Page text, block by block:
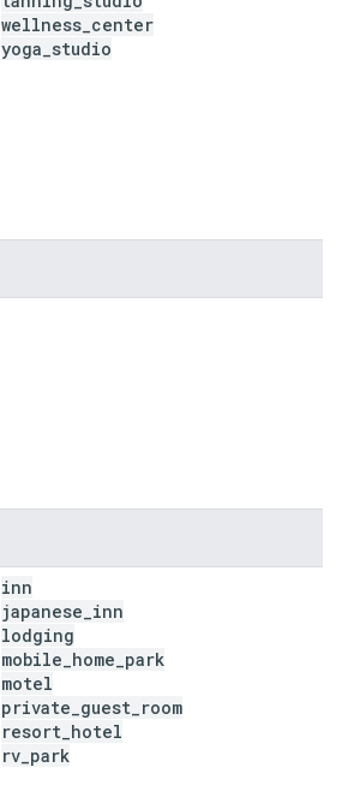
wellness center
yoga studio
inn
japanese inn
lodging
mobile home park
motel
private guest room
resort hotel
rv park